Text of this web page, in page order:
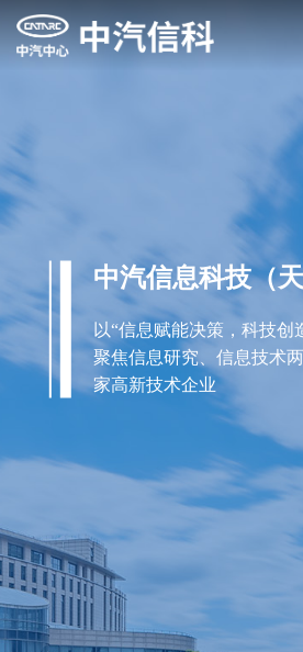
中汽信息科技（
以“信息赋能决策，科技创
聚焦信息研究、信息技术
家高新技术企业